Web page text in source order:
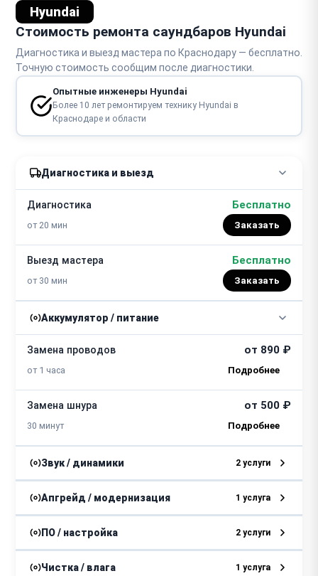
Hyundai
Стоимость ремонта саундбаров Hyundai
Диагностика и выезд мастера по Краснодару — бесплатно.
Точную стоимость сообщим после диагностики.
Опытные инженеры Hyundai
Более 10 лет ремонтируем технику Hyundai в
Краснодаре и области
Диагностика и выезд
Диагностика
от 20 мин
Бесплатно
Заказать
Выезд мастера
от 30 мин
Бесплатно
Заказать
Аккумулятор / питание
Замена проводов
от 1 часа
от 890 ₽
Замена шнура
30 минут
от 500 ₽
Звук / динамики 2 услуги
Замена усилителя
от 1,5 часов
от 880 ₽
Ремонт динамиков
от 2 часов
от 890 ₽
Апгрейд / модернизация 1 услуга
Модернизация
от 1 часа
от 2320 ₽
ПО / настройка 2 услуги
Устранение ошибок от 2000 ₽
Чистка / влага 1 услуга